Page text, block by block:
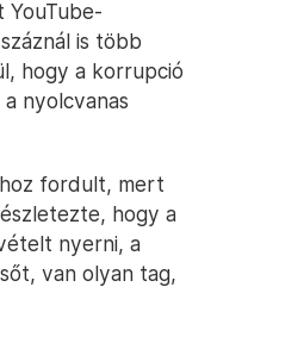
is több
hogy a korrupció
nyolcvanas
fordult, mert
hogy a
nyerni, a
van olyan tag,